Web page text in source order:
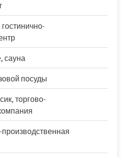
сауна
посуды
торгово-